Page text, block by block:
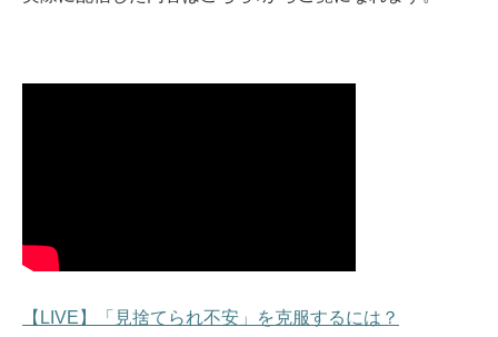
【LIVE】「見捨てられ不安」を克服するには？